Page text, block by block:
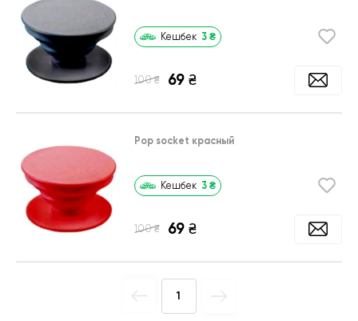
Кешбек 3 ₴
100 ₴ 69 ₴
Pop socket красный
Кешбек 3 ₴
100 ₴ 69 ₴
1